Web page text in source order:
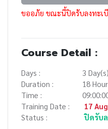
ขออภัย ขณะนี้ปิดรับลงทะเ
Course Detail :
Days :
3 Day(s)
Duration :
18
Time :
Training Date :
17
Status :
ปิดรับ